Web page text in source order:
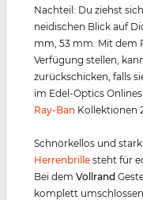
Nachteil: Du ziehst
neidischen Blick auf
mm, 53 mm. Mit dem
Verfügung stellen,
zurückschicken, falls
im Edel-Optics
Ray-Ban Kollektionen
Schnörkellos und
Herrenbrille steht für
Bei demVollrand
komplett